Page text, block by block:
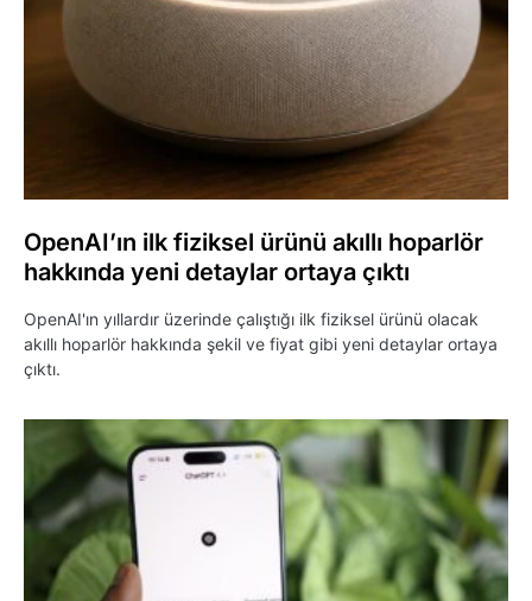
OpenAI’ın ilk fiziksel ürünü akıllı hoparlör
hakkında yeni detaylar ortaya çıktı
OpenAI'ın yıllardır üzerinde çalıştığı ilk fiziksel ürünü olacak
akıllı hoparlör hakkında şekil ve fiyat gibi yeni detaylar ortaya
çıktı.